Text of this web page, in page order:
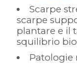
Scarpe
scarpe
plantare e il
squilibrio
Patologie